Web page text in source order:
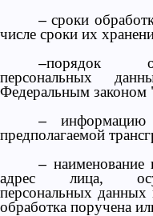
–сроки
числе сроки их
–порядок
персональных
Федеральным
–
предполагаемой
–
адрес лица,
персональных
обработка поручена